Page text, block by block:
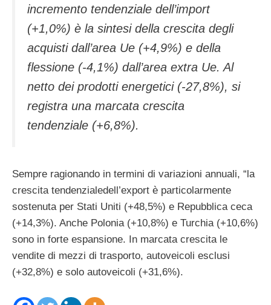
incremento tendenziale dell’import
(+1,0%) è la sintesi della crescita degli
acquisti dall’area Ue (+4,9%) e della
flessione (-4,1%) dall’area extra Ue. Al
netto dei prodotti energetici (-27,8%), si
registra una marcata crescita
tendenziale (+6,8%).
Sempre ragionando in termini di variazioni annuali, “la
crescita tendenzialedell’export è particolarmente
sostenuta per Stati Uniti (+48,5%) e Repubblica ceca
(+14,3%). Anche Polonia (+10,8%) e Turchia (+10,6%)
sono in forte espansione. In marcata crescita le
vendite di mezzi di trasporto, autoveicoli esclusi
(+32,8%) e solo autoveicoli (+31,6%).